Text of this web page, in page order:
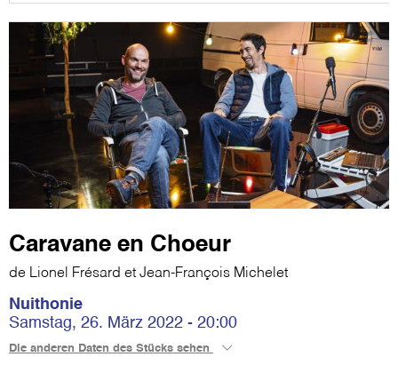
Caravane en Choeur
de Lionel Frésard et Jean-François Michelet
Nuithonie
Samstag, 26. März 2022 - 20:00
Die anderen Daten des Stücks sehen